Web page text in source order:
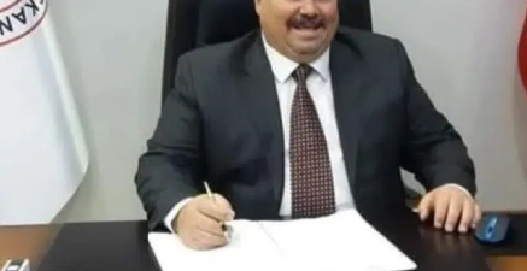
Bursa
Çanakkale
Çankırı
Çorum